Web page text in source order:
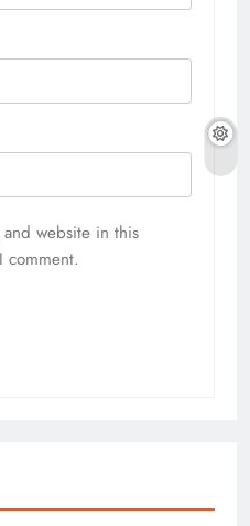
website in this
comment.